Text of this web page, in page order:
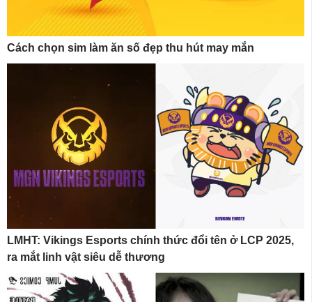
Cách chọn sim làm ăn số đẹp thu hút may mắn
LMHT: Vikings Esports chính thức đổi tên ở LCP 2025,
ra mắt linh vật siêu dễ thương